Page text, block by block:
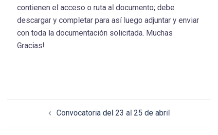
contienen el acceso o ruta al documento; debe
descargar y completar para así luego adjuntar y enviar
con toda la documentación solicitada. Muchas
Gracias!
Convocatoria del 23 al 25 de abril